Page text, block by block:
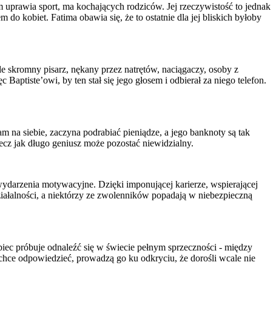
uprawia sport, ma kochających rodziców. Jej rzeczywistość to jednak
do kobiet. Fatima obawia się, że to ostatnie dla jej bliskich byłoby
skromny pisarz, nękany przez natrętów, naciągaczy, osoby z
by ten stał się jego głosem i odbierał za niego telefon.
na siebie, zaczyna podrabiać pieniądze, a jego banknoty są tak
jak długo geniusz może pozostać niewidzialny.
motywacyjne. Dzięki imponującej karierze, wspierającej
a niektórzy ze zwolenników popadają w niebezpieczną
próbuje odnaleźć się w świecie pełnym sprzeczności - między
odpowiedzieć, prowadzą go ku odkryciu, że dorośli wcale nie